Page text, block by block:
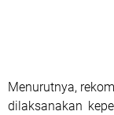
Menurutnya,
dilaksanakan